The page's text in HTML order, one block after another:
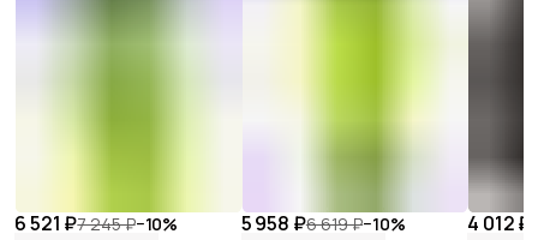
6 521 ₽7 245 ₽−10% 5 958 ₽6 619 ₽−10% 4 012 ₽